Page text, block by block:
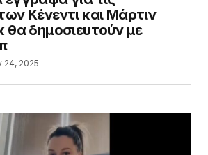
Κένεντι και Μάρτιν
θα δημοσιευτούν με
24, 2025